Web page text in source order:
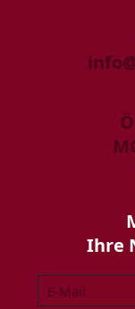
Ihre